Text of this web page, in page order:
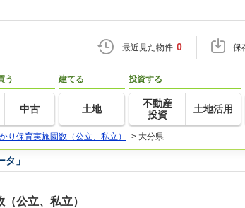
最近見た物件 0 保
う
中古
建てる
土地
投資する
不動産
投資
土地活用
り保育実施園数（公立、私立） > 大分県
」
公立、私立）